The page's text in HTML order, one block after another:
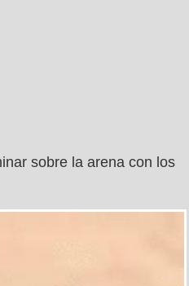
sobre la arena con los